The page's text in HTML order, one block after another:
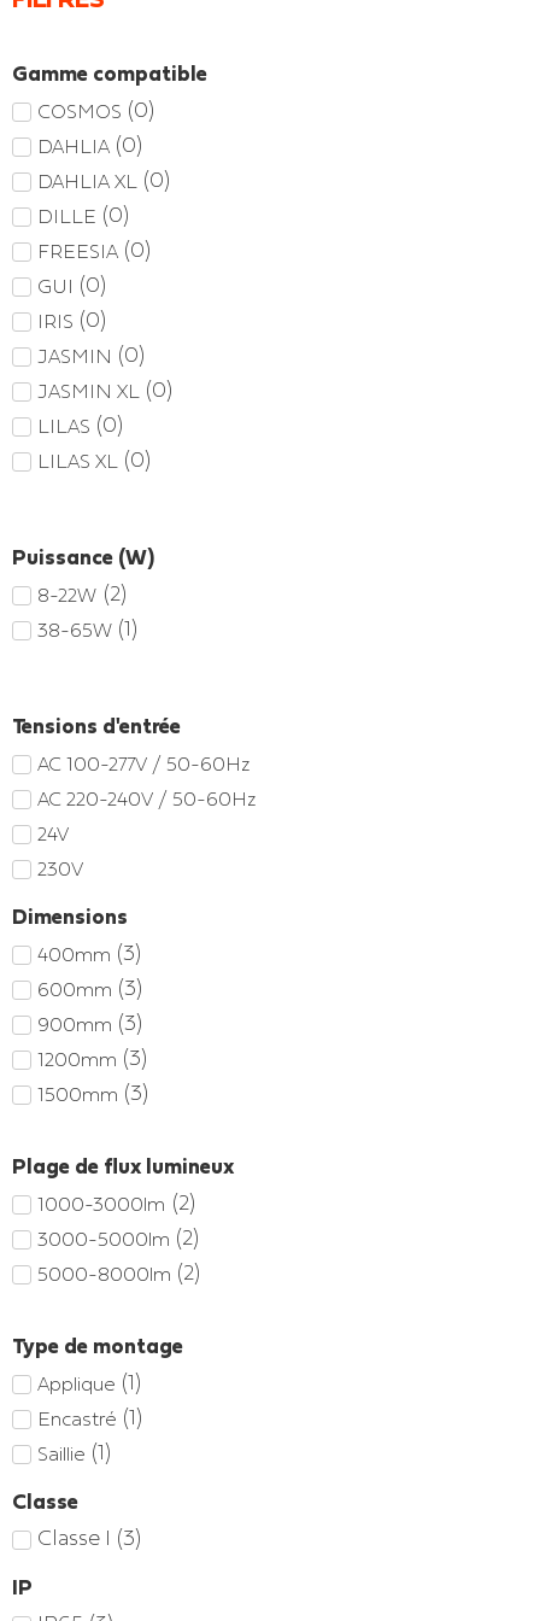
Gamme compatible
COSMOS (0)
DAHLIA (0)
DAHLIA XL (0)
DILLE (0)
FREESIA (0)
GUI (0)
IRIS (0)
JASMIN (0)
JASMIN XL (0)
LILAS (0)
LILAS XL (0)
Puissance (W)
8-22W (2)
38-65W (1)
Tensions d'entrée
AC 100-277V / 50-60Hz
AC 220-240V / 50-60Hz
24V
230V
Dimensions
400mm (3)
600mm (3)
900mm (3)
1200mm (3)
1500mm (3)
Plage de flux lumineux
1000-3000lm (2)
3000-5000lm (2)
5000-8000lm (2)
Type de montage
Applique (1)
Encastré (1)
Saillie (1)
Classe
Classe I (3)
IP